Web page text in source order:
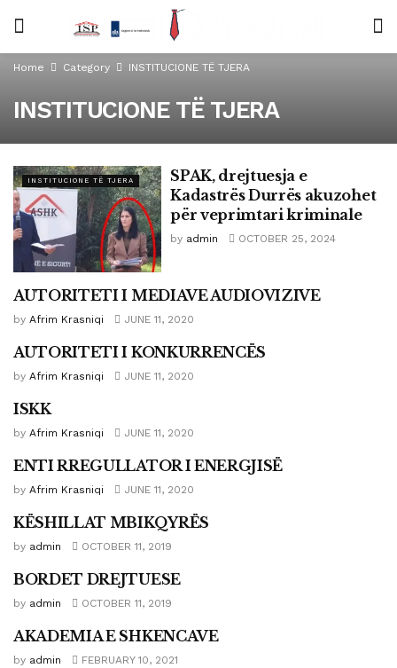
Home Category INSTITUCIONE TË TJERA
INSTITUCIONE TË TJERA
INSTITUCIONE TË TJERA
SPAK, drejtuesja e
Kadastrës Durrës akuzohet
për veprimtari kriminale
by admin OCTOBER 25, 2024
INSTITUCIONE TË TJERA
AUTORITETI I MEDIAVE AUDIOVIZIVE
by Afrim Krasniqi JUNE 11, 2020
INSTITUCIONE TË TJERA
AUTORITETI I KONKURRENCËS
by Afrim Krasniqi JUNE 11, 2020
INSTITUCIONE TË TJERA
ISKK
by Afrim Krasniqi JUNE 11, 2020
INSTITUCIONE TË TJERA
ENTI RREGULLATOR I ENERGJISË
by Afrim Krasniqi JUNE 11, 2020
INSTITUCIONE TË TJERA
KËSHILLAT MBIKQYRËS
by admin OCTOBER 11, 2019
INSTITUCIONE TË TJERA
BORDET DREJTUESE
by admin OCTOBER 11, 2019
INSTITUCIONE TË TJERA
AKADEMIA E SHKENCAVE
by admin FEBRUARY 10, 2021